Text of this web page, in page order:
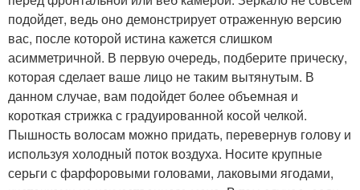
подойдет, ведь оно демонстрирует отраженную версию
вас, после которой истина кажется слишком
асимметричной. В первую очередь, подберите прическу,
которая сделает ваше лицо не таким вытянутым. В
данном случае, вам подойдет более объемная и
короткая стрижка с градуированной косой челкой.
Пышность волосам можно придать, перевернув голову и
используя холодный поток воздуха. Носите крупные
серьги с фарфоровыми головами, лаковыми ягодами,